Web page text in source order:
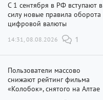
С 1 сентября в РФ вступают в
силу новые правила оборота
цифровой валюты
14:31, 08.08.2026 1
Пользователи массово
снижают рейтинг фильма
«Колобок», снятого на Алтае